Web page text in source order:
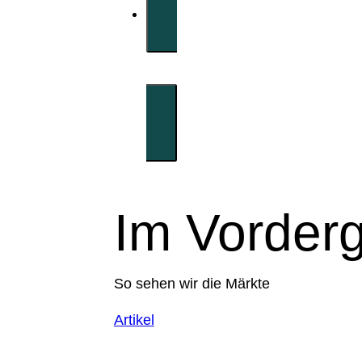
Im
So sehen wir die Märkte
Artikel